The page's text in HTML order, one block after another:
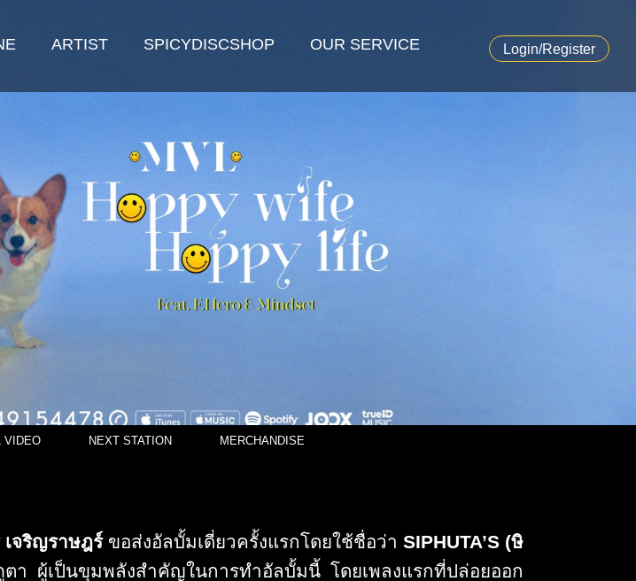
ARTIST SPICYDISCSHOP OUR SERVICE Login/Register
VIDEO NEXT STATION MERCHANDISE
จริญราษฎร์ขอส่งอัลบั้มเดี่ยวครั้งแรกโดยใช้ชื่อว่า SIPHUTA’S (ษิ
า ผู้เป็นขุมพลังสำคัญในการทำอัลบั้มนี้ โดยเพลงแรกที่ปล่อยออก